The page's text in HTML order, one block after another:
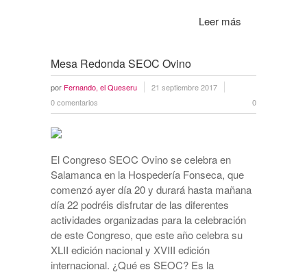
Leer más
Mesa Redonda SEOC Ovino
por Fernando, el Queseru
21 septiembre 2017
0 comentarios
0
El Congreso SEOC Ovino se celebra en
Salamanca en la Hospedería Fonseca, que
comenzó ayer día 20 y durará hasta mañana
día 22 podréis disfrutar de las diferentes
actividades organizadas para la celebración
de este Congreso, que este año celebra su
XLII edición nacional y XVIII edición
internacional. ¿Qué es SEOC? Es la